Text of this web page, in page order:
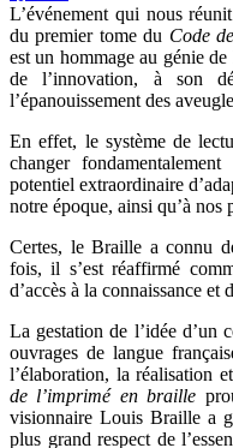
L’événement qui nous
du premier tome du Code
est un hommage au génie
de l’innovation, à son
l’épanouissement des
En effet, le système de
changer
potentiel extraordinaire
notre époque, ainsi qu’à nos
Certes, le Braille a connu
fois, il s’est réaffirmé
d’accès à la connaissance et
La gestation de l’idée d’un
ouvrages de langue
l’élaboration, la réalisation
de l’imprimé en braille
visionnaire Louis Braille a
plus grand respect de